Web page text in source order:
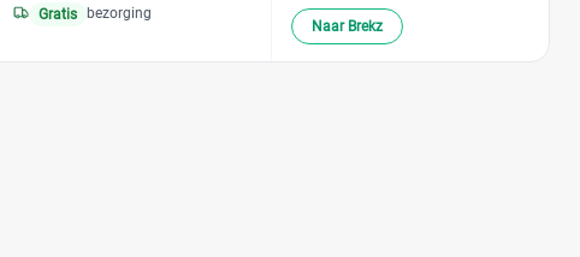
Gratis bezorging
Naar Brekz